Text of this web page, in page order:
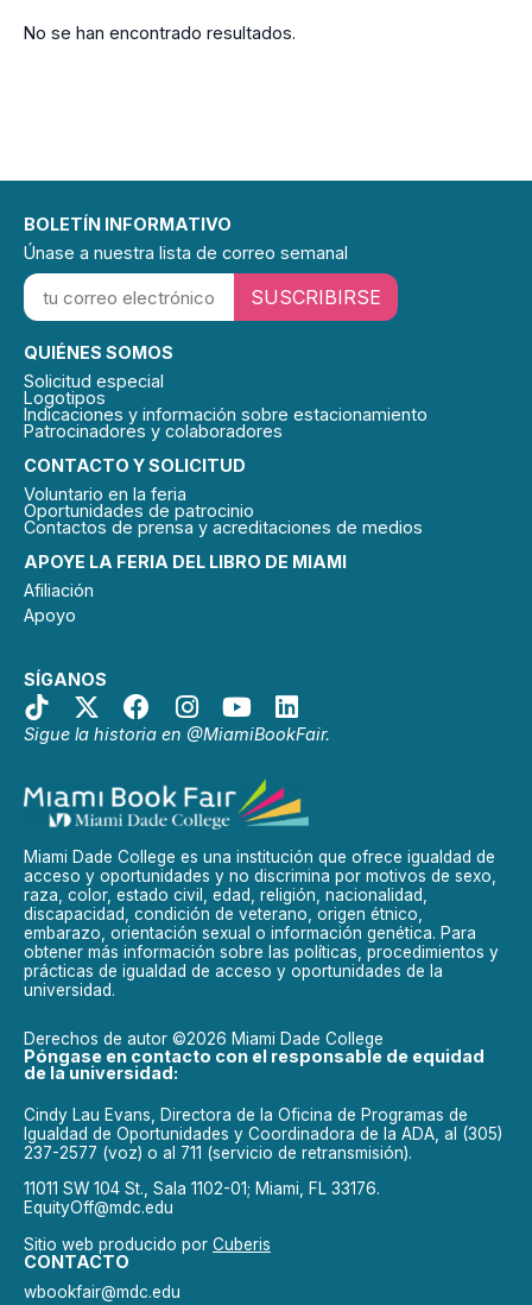
No se han encontrado resultados.
APOYE LA FERIA DEL LIBRO DE MIAMI
Afiliación
Apoyo
SÍGANOS
Sigue la historia en @MiamiBookFair.
CONTACTO Y SOLICITUD
Voluntario en la feria
Oportunidades de patrocinio
Contactos de prensa y acreditaciones de medios
QUIÉNES SOMOS
Solicitud especial
Logotipos
Indicaciones y información sobre estacionamiento
Patrocinadores y colaboradores
BOLETÍN INFORMATIVO
Únase a nuestra lista de correo semanal
SUSCRIBIRSE
Miami Dade College es una institución que ofrece igualdad de
acceso y oportunidades y no discrimina por motivos de sexo,
raza, color, estado civil, edad, religión, nacionalidad,
discapacidad, condición de veterano, origen étnico,
embarazo, orientación sexual o información genética. Para
obtener más información sobre las políticas, procedimientos y
prácticas de igualdad de acceso y oportunidades de la
universidad.
Derechos de autor ©2026 Miami Dade College
Póngase en contacto con el responsable de equidad
de la universidad:
Cindy Lau Evans, Directora de la Oficina de Programas de
Igualdad de Oportunidades y Coordinadora de la ADA, al (305)
237-2577 (voz) o al 711 (servicio de retransmisión).
11011 SW 104 St., Sala 1102-01; Miami, FL 33176.
EquityOff@mdc.edu
Sitio web producido por Cuberis
CONTACTO
wbookfair@mdc.edu